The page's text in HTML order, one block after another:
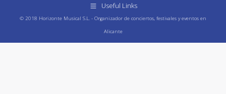
Useful Links
© 2018 Horizonte Musical S.L. - Organizador de conciertos, festivales y eventos en
Alicante